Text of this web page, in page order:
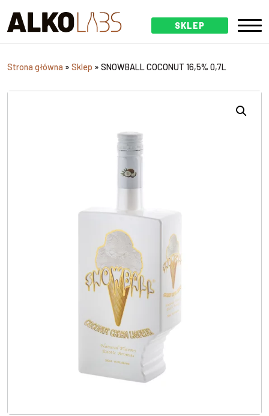
SKLEP
Strona główna » Sklep » SNOWBALL COCONUT 16,5% 0,7L